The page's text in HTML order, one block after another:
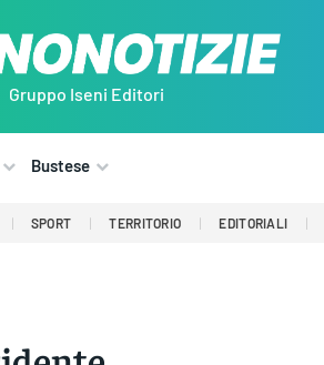
Gruppo Iseni Editori
Bustese
SPORT TERRITORIO EDITORIALI